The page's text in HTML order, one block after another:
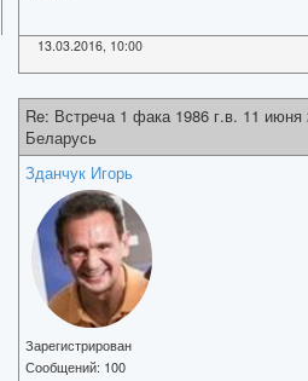
13.03.2016, 10:00
Re: Встреча 1 фака 1986 г.в. 11 июня
Беларусь
Зданчук Игорь
Зарегистрирован
Сообщений: 100